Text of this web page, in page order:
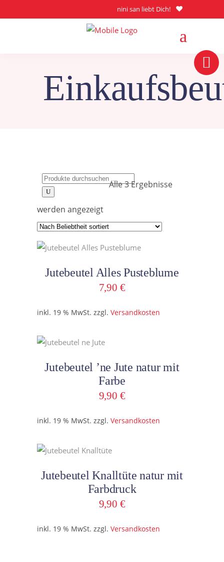
nini san liebt Dich!
Search
for:
Alle 3 Ergebnisse
werden angezeigtNach
Beliebtheit
Jutebeutel Alles Pusteblume
7,90 €
inkl. 19 % MwSt. zzgl. Versandkosten
Jutebeutel ’ne Jute natur mit
Farbe
9,90 €
inkl. 19 % MwSt. zzgl. Versandkosten
Jutebeutel Knalltüte natur mit
Farbdruck
9,90 €
inkl. 19 % MwSt. zzgl. Versandkosten